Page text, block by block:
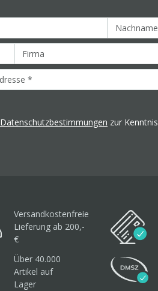
Datenschutzbestimmungen zur Kenntnis
Versandkostenfreie
Lieferung ab 200,-
€
Über 40.000
Artikel auf
Lager